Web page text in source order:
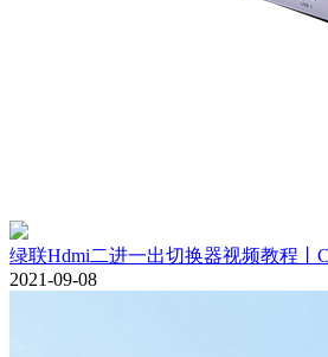
绿联Hdmi二进一出切换器视频教程丨
2021-09-08